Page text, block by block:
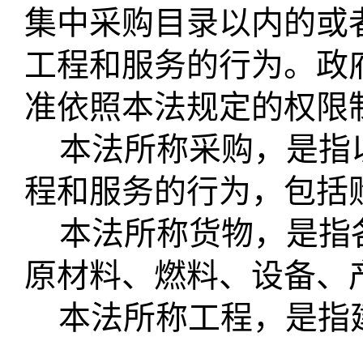
集中采购目录以内的
工程和服务的行为。
准依照本法规定的权限
本法所称采购，是
程和服务的行为，包
本法所称货物，是
原材料、燃料、设备、
本法所称工程，是